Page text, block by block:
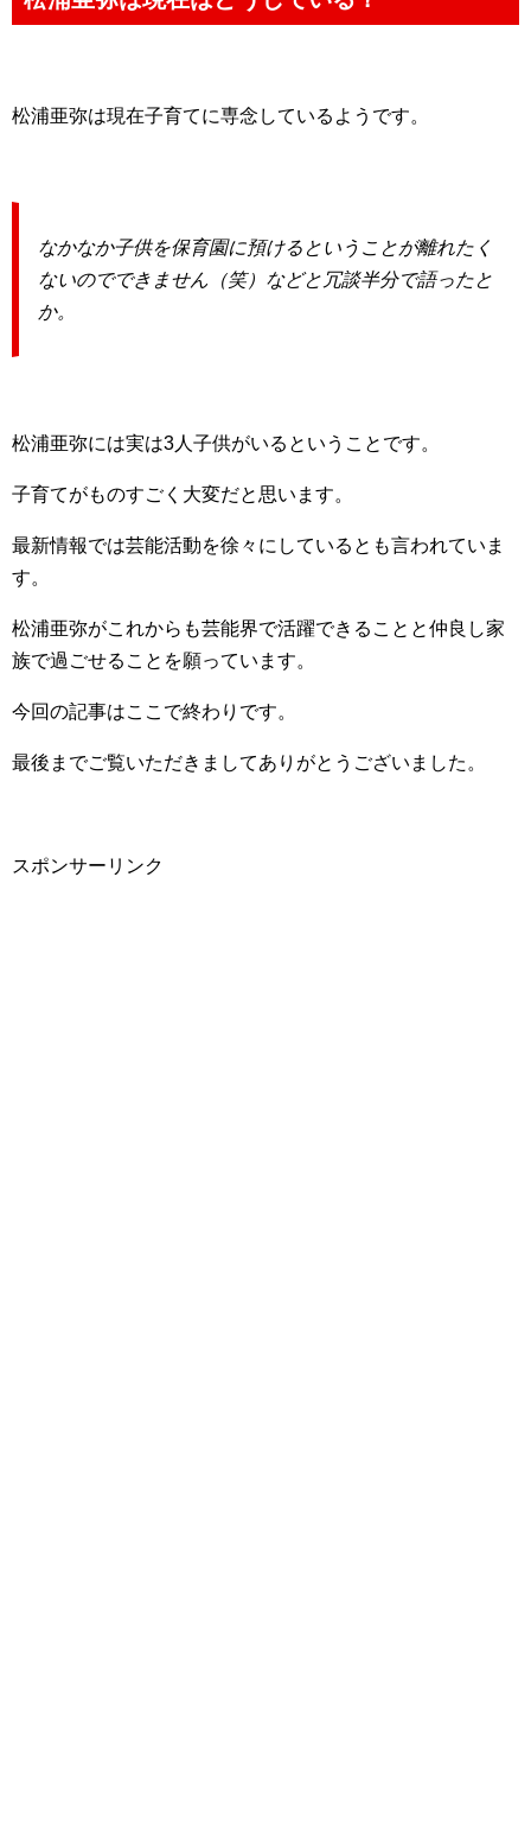
松浦亜弥は現在子育てに専念しているようです。
なかなか子供を保育園に預けるということが離れたく
ないのでできません（笑）などと冗談半分で語ったと
か。
松浦亜弥には実は3人子供がいるということです。
子育てがものすごく大変だと思います。
最新情報では芸能活動を徐々にしているとも言われていま
す。
松浦亜弥がこれからも芸能界で活躍できることと仲良し家
族で過ごせることを願っています。
今回の記事はここで終わりです。
最後までご覧いただきましてありがとうございました。
スポンサーリンク